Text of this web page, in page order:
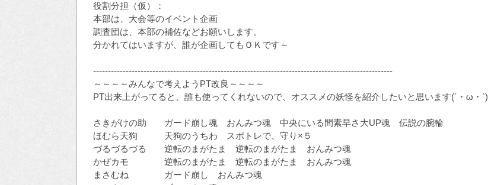
役割分担（仮）：
本部は、大会等のイベント企画
調査団は、本部の補佐などお願いします。
分かれてはいますが、誰が企画してもＯＫです～
-----------------------------------------------------------------------------------------------------
～～～～みんなで考えようPT改良～～～～
PT出来上がってると、誰も使ってくれないので、オススメの妖怪を紹介したいと思います(´・ω・`)
さきがけの助 ガード崩し魂 おんみつ魂 中央にいる間素早さ大UP魂 伝説の腕輪
ほむら天狗 天狗のうちわ スポトレで、守り×５
づるづるづる 逆転のまがたま 逆転のまがたま おんみつ魂
かぜカモ 逆転のまがたま 逆転のまがたま おんみつ魂
まさむね ガード崩し おんみつ魂